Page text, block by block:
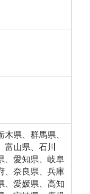
県、群馬県、
山県、石川
、愛知県、岐阜
、奈良県、兵庫
、愛媛県、高知